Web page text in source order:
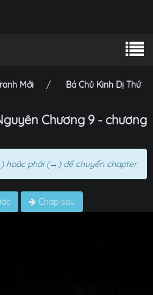
Mới
Bá Chủ Kinh Dị Thứ
Chương 9 - chương
hoặc phải (→) để chuyển chapter
Chap sau